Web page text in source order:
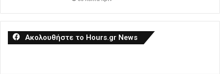
Ακολουθήστε το Hours.gr News